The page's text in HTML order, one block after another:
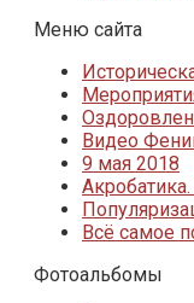
Меню сайта
Видео
9 мая 2018
Всё самое
Фотоальбомы